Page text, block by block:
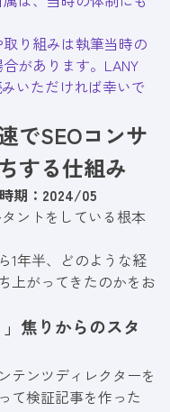
り組みは執筆当時の
があります。LANY
いただければ幸いで
でSEOコンサ
する仕組み
期：2024/05
ントをしている根本
1年半、どのような経
上がってきたのかをお
焦りからのスタ
テンツディレクターを
て検証記事を作った